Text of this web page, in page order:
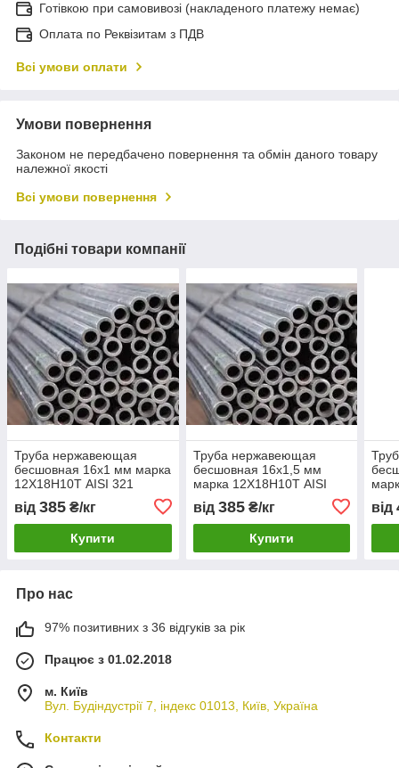
Готівкою при самовивозі (накладеного платежу немає)
Оплата по Реквізитам з ПДВ
Всі умови оплати
Умови повернення
Законом не передбачено повернення та обмін даного товару
належної якості
Всі умови повернення
Подібні товари компанії
Труба нержавеющая
бесшовная 16х1 мм марка
12Х18Н10Т AISI 321
від 385 ₴/кг
Купити
Труба нержавеющая
бесшовная 16х1,5 мм
марка 12Х18Н10Т AISI
від 385₴/кг
Купити
від
Про нас
97% позитивних з 36 відгуків за рік
Працює з 01.02.2018
м. Київ
Вул. Будіндустрії 7, індекс 01013, Київ, Україна
Контакти